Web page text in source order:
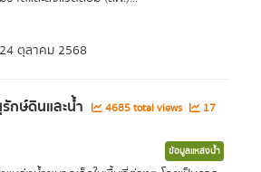
ตุลาคม 2568
กษ์ดินและน้ำ 4685 total views
17
ข้อมูลแหล่งน้ำ